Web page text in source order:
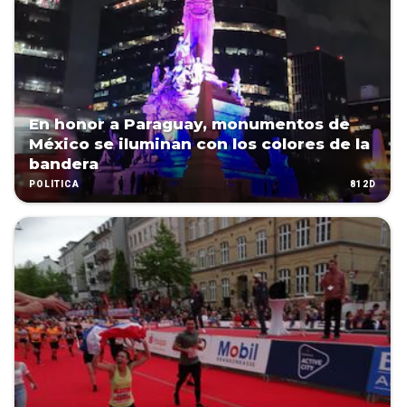
En honor a Paraguay, monumentos de
México se iluminan con los colores de la
bandera
POLÍTICA 812D